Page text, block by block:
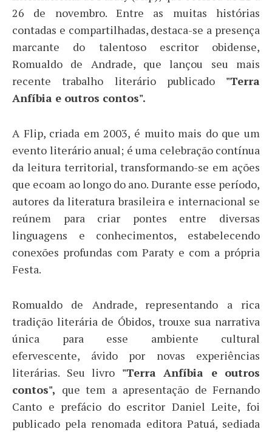
26 de novembro. Entre as muitas histórias
contadas e compartilhadas, destaca-se a presença
marcante do talentoso escritor obidense,
Romualdo de Andrade, que lançou seu mais
recente trabalho literário publicado "Terra
Anfíbia e outros contos".
A Flip, criada em 2003, é muito mais do que um
evento literário anual; é uma celebração contínua
da leitura territorial, transformando-se em ações
que ecoam ao longo do ano. Durante esse período,
autores da literatura brasileira e internacional se
reúnem para criar pontes entre diversas
linguagens e conhecimentos, estabelecendo
conexões profundas com Paraty e com a própria
Festa.
Romualdo de Andrade, representando a rica
tradição literária de Óbidos, trouxe sua narrativa
única para esse ambiente cultural
efervescente, ávido por novas experiências
literárias. Seu livro "Terra Anfíbia e outros
contos", que tem a apresentação de Fernando
Canto e prefácio do escritor Daniel Leite, foi
publicado pela renomada editora Patuá, sediada